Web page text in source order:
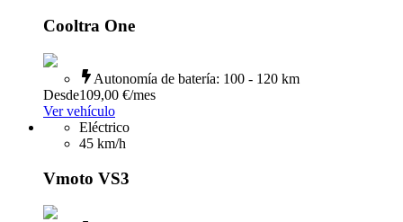
Cooltra One
Autonomía de batería: 100 - 120 km
Desde109,00 €/mes
Ver vehículo
Eléctrico
45 km/h
Vmoto VS3